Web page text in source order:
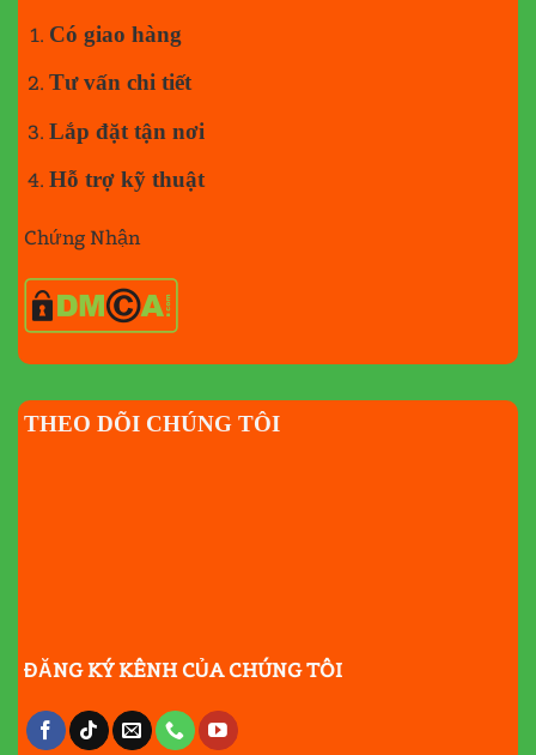
Có giao hàng
Tư vấn chi tiết
Lắp đặt tận nơi
Hỗ trợ kỹ thuật
Chứng Nhận
THEO DÕI CHÚNG TÔI
ĐĂNG KÝ KÊNH CỦA CHÚNG TÔI